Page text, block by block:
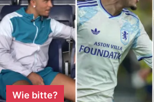
Wie bitte?